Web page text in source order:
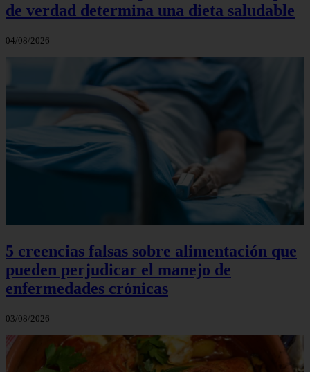
de verdad determina una dieta saludable
04/08/2026
5 creencias falsas sobre alimentación que
pueden perjudicar el manejo de
enfermedades crónicas
03/08/2026